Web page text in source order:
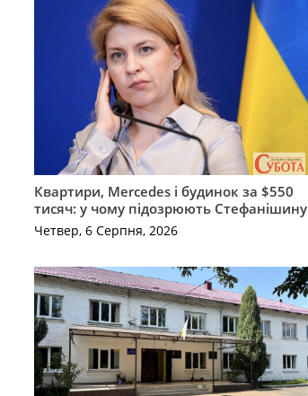
Квартири, Mercedes і будинок за $550
тисяч: у чому підозрюють Стефанішину
Четвер, 6 Серпня, 2026